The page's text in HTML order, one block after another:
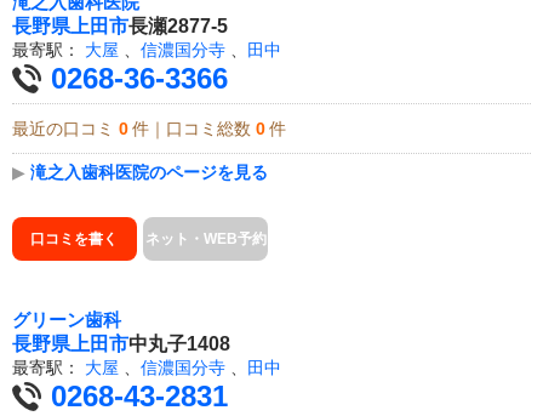
長野県 上田市長瀬2877-5
最寄駅： 大屋 、 信濃国分寺 、 田中
0268-36-3366
最近の口コミ 0 件｜口コミ総数 0 件
▶ 滝之入歯科医院のページを見る
口コミを書く ネット・WEB予約
グリーン歯科
長野県 上田市中丸子1408
最寄駅： 大屋 信濃国分寺 田中
0268-43-2831